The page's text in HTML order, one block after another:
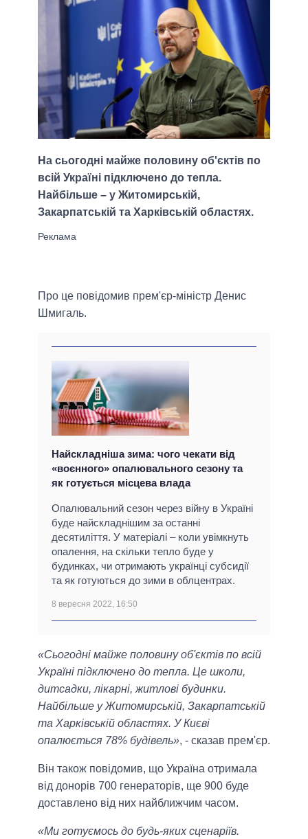
На сьогодні майже половину об'єктів по
всій Україні підключено до тепла.
Найбільше – у Житомирській,
Закарпатській та Харківській областях.
Про це повідомив прем'єр-міністр Денис
Шмигаль.
Найскладніша зима: чого чекати від
«воєнного» опалювального сезону та
як готується місцева влада
Опалювальний сезон через війну в Україні
буде найскладнішим за останні
десятиліття. У матеріалі – коли увімкнуть
опалення, на скільки тепло буде у
будинках, чи отримають українці субсидії
та як готуються до зими в облцентрах.
8 вересня 2022, 16:50
«Сьогодні майже половину об'єктів по всій
Україні підключено до тепла. Це школи,
дитсадки, лікарні, житлові будинки.
Найбільше у Житомирській, Закарпатській
та Харківській областях. У Києві
опалюється 78% будівель», - сказав прем'єр.
Він також повідомив, що Україна отримала
від донорів 700 генераторів, ще 900 буде
доставлено від них найближчим часом.
«Ми готуємось до будь-яких сценаріїв.